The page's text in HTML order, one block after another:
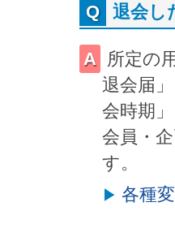
退会し
所定の
退会届
会時期
会員・
す。
各種